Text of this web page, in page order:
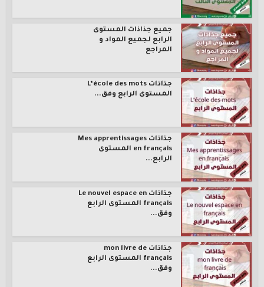
جميع جذاذات المستوى
الرابع لجميع المواد و
المراجع
جذاذات L’école des mots
المستوى الرابع وفق...
جذاذات Mes apprentissages
en français المستوى
الرابع...
جذاذات Le nouvel espace en
français المستوى الرابع
وفق...
جذاذات mon livre de
français المستوى الرابع
وفق...